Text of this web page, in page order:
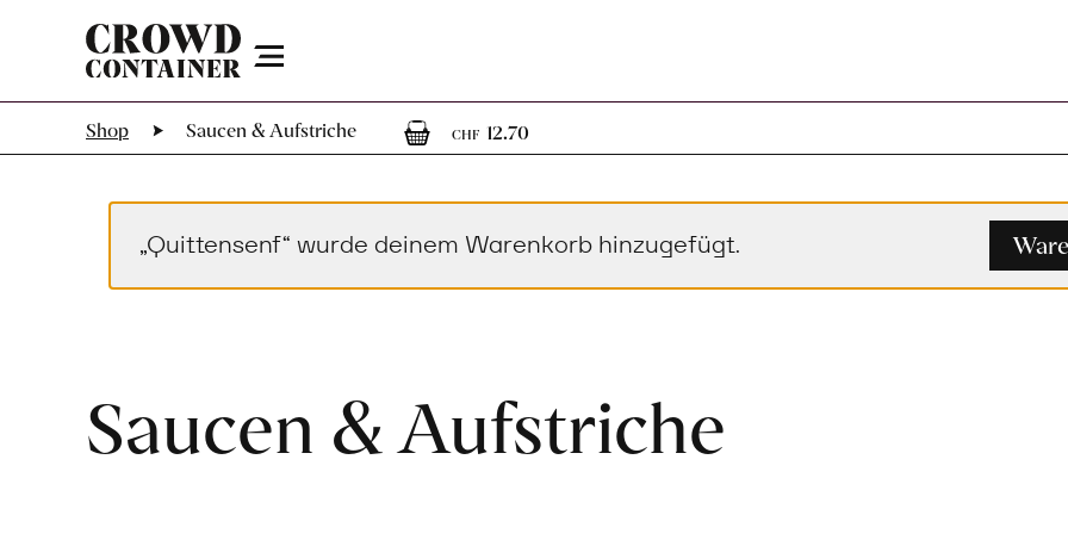
Menu
Shop Saucen & Aufstriche
CHF 12.701 Artikel im Warenkorb
„Quittensenf“ wurde deinem Warenkorb hinzugefügt.
Saucen & Aufstriche